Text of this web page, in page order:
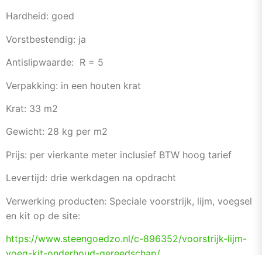
Hardheid: goed
Vorstbestendig: ja
Antislipwaarde: R = 5
Verpakking: in een houten krat
Krat: 33 m2
Gewicht: 28 kg per m2
Prijs: per vierkante meter inclusief BTW hoog tarief
Levertijd: drie werkdagen na opdracht
Verwerking producten: Speciale voorstrijk, lijm, voegsel
en kit op de site:
https://www.steengoedzo.nl/c-896352/voorstrijk-lijm-